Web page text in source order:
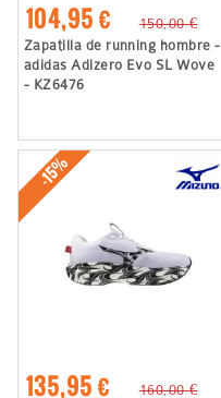
104,95 €
150,00 €
Zapatilla de running hombre -
adidas Adizero Evo SL Wove
- KZ6476
-15%
135,95 € 160,00 €